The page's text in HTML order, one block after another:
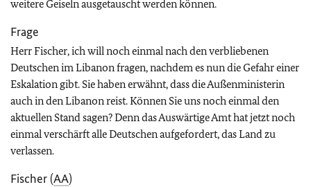
weitere Geiseln ausgetauscht werden können.
Frage
Herr Fischer, ich will noch einmal nach den verbliebenen
Deutschen im Libanon fragen, nachdem es nun die Gefahr einer
Eskalation gibt. Sie haben erwähnt, dass die Außenministerin
auch in den Libanon reist. Können Sie uns noch einmal den
aktuellen Stand sagen? Denn das Auswärtige Amt hat jetzt noch
einmal verschärft alle Deutschen aufgefordert, das Land zu
verlassen.
Fischer (AA)